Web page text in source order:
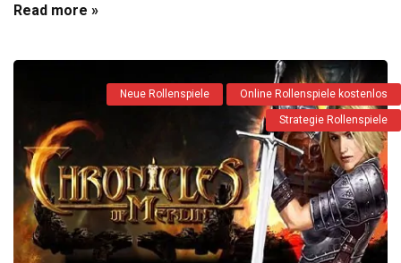
Read more »
Neue Rollenspiele Online Rollenspiele kostenlos
Strategie Rollenspiele